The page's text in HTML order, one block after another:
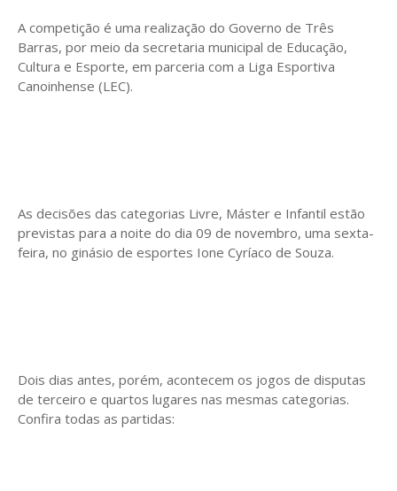
A competição é uma realização do Governo de Três
Barras, por meio da secretaria municipal de Educação,
Cultura e Esporte, em parceria com a Liga Esportiva
Canoinhense (LEC).
As decisões das categorias Livre, Máster e Infantil estão
previstas para a noite do dia 09 de novembro, uma sexta-
feira, no ginásio de esportes Ione Cyríaco de Souza.
Dois dias antes, porém, acontecem os jogos de disputas
de terceiro e quartos lugares nas mesmas categorias.
Confira todas as partidas: